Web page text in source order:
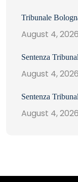
Tribunale
August 4, 2026
Sentenza
August 4, 2026
Sentenza
August 4, 2026